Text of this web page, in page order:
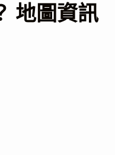
地圖資訊